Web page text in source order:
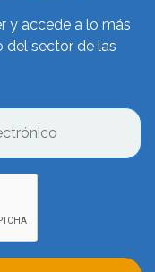
y accede a lo más
del sector de las